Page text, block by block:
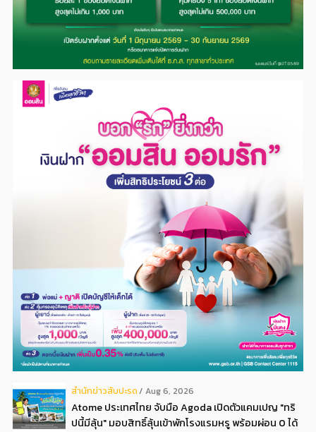
สํานักข่าวสับปะรด Aug 6, 2026
Atome ประเทศไทย จับมือ Agoda เปิดตัวแคมเปญ "ทริ
ปนี้มีลุ้น" มอบสิทธิ์ลุ้นเข้าพักโรงแรมหรู พร้อมผ่อน 0 ได้